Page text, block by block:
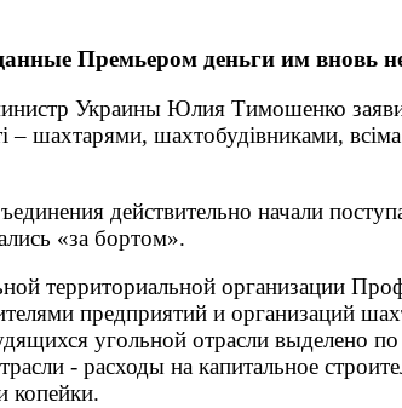
Премьером деньги им вновь
Украины Юлия Тимошенко
– шахтарями, шахтобудівниками,
действительно начали
«за бортом».
территориальной организации
предприятий и организаций
угольной отрасли выделено
- расходы на капитальное
копейки.